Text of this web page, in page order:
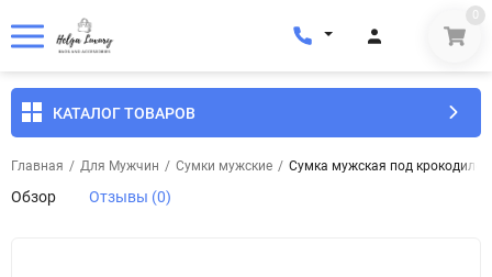
0
КАТАЛОГ ТОВАРОВ
Главная / Для Мужчин / Сумки мужские / Сумка мужская под
Обзор Отзывы (0)